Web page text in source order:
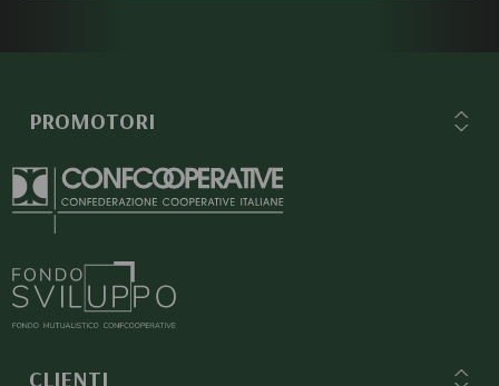
PROMOTORI
CLIENTI